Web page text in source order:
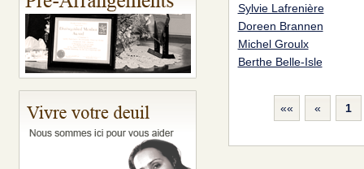
Sylvie Lafrenière
Doreen Brannen
Michel Groulx
Berthe Belle-Isle
«« « 1